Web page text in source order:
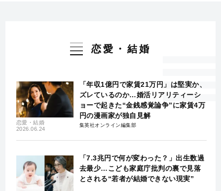
恋愛・結婚
恋愛・結婚
2026.06.24
「年収1億円で家賃21万円」は堅実か、
ズレているのか…婚活リアリティーシ
ョーで起きた“金銭感覚論争”に家賃4万
円の漫画家が独自見解
集英社オンライン編集部
「7.3兆円で何が変わった？」出生数過
去最少…こども家庭庁批判の裏で見落
とされる“若者が結婚できない現実”